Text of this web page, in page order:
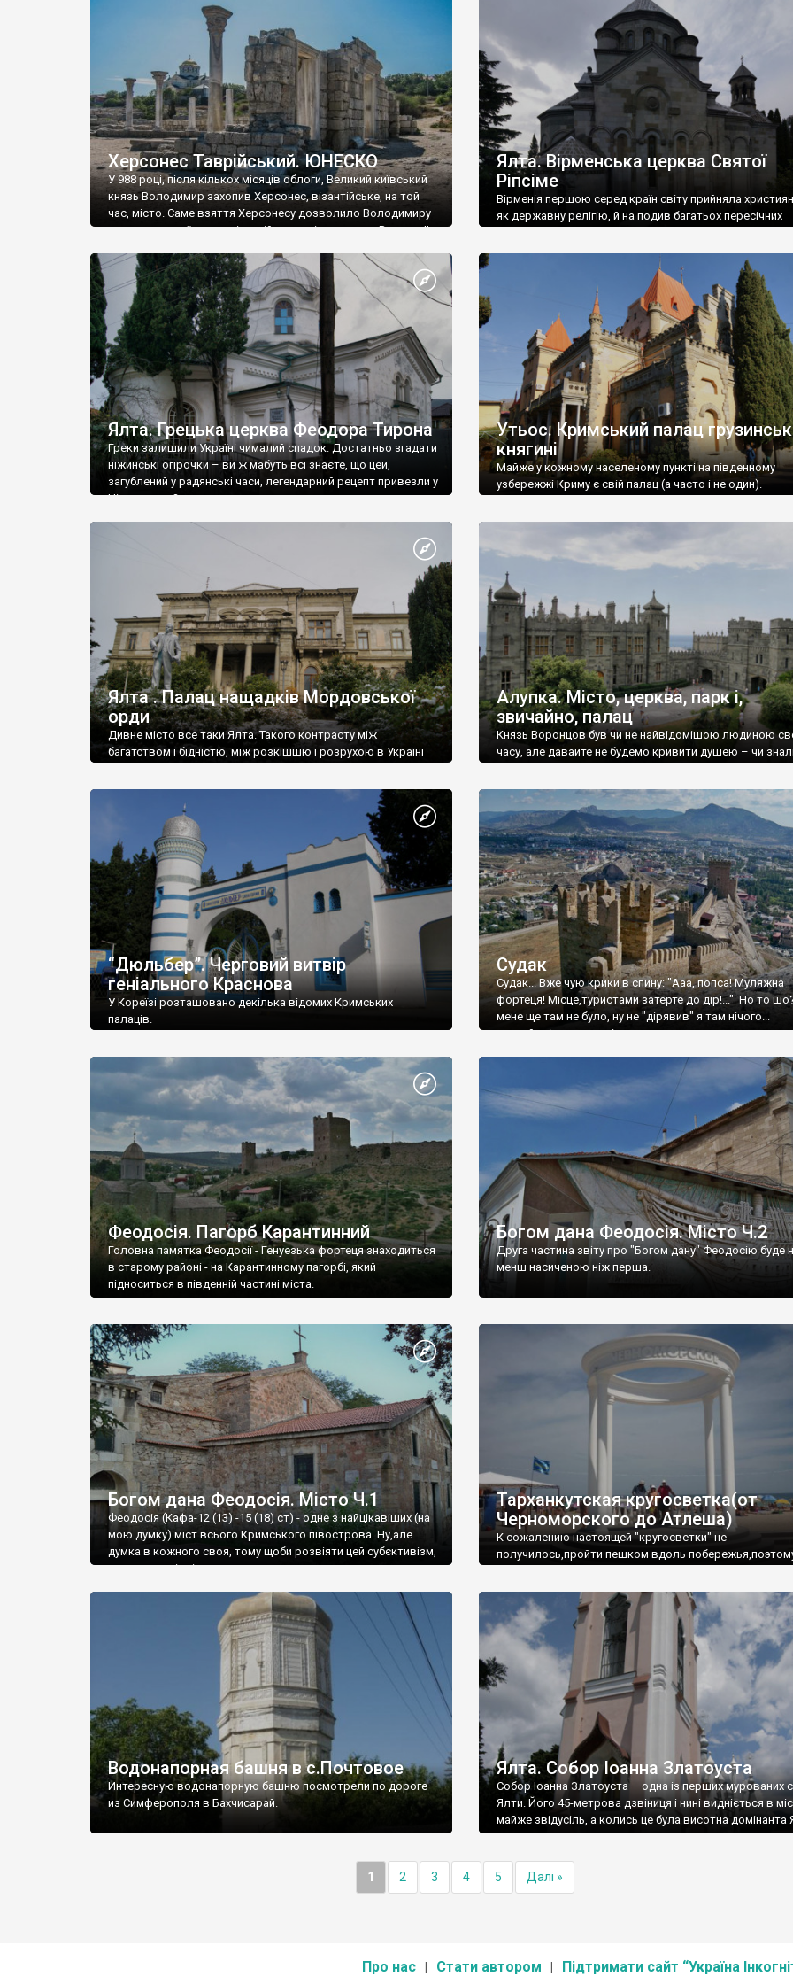
візантійської доби. Раритети викрадені з фондів об’єкту
культурної спадщини ЮНЕСКО «Херсонеса Таврійського».
Офіційно – на виставку «Золото Візантії», але експерти та
влада в Україні вважають це лише […]
називаються «повстяками» (postaki)…” “Вино. Крим
виробляє відмінне вино і його вдосталь: воно все
легке біле і дуже […]
Херсонес Таврійський. ЮНЕСКО
У 988 році, після кількох місяців облоги, Великий київський
князь Володимир захопив Херсонес, візантійське, на той
час, місто. Саме взяття Херсонесу дозволило Володимиру
диктувати свої умови візантійському імператору Василю ІІ,
Херсонесі Володимир-язичник, став Василем-
християнином. А потім було Хрещення Русі. На честь
Херсонесу Таврійського названо місто […]
Ялта. Вірменська церква Святої
Ріпсіме
Вірменія першою серед країн світу прийняла
як державну релігію, й на подив багатьох пересічних
Ялта. Грецька церква Феодора Тирона
Греки залишили Україні чималий спадок. Достатньо згадати
ніжинські огірочки – ви ж мабуть всі знаєте, що цей,
загублений у радянські часи, легендарний рецепт привезли у
Ніжин греки?
Утьос. Кримський палац
княгині
Майже у кожному населеному пункті на південному
узбережжі Криму є свій палац (а часто і не один).
Ялта . Палац нащадків Мордовської
орди
Дивне місто все таки Ялта. Такого контрасту між
багатством і бідністю, між розкішшю і розрухою в Україні
Алупка. Місто, церква, парк і,
звичайно, палац
Князь Воронцов був чи не найвідомішою людиною
часу, але давайте не будемо кривити душею – чи
“Дюльбер”. Черговий витвір
геніального Краснова
У Кореїзі розташовано декілька відомих Кримських
палаців.
Судак
Судак... Вже чую крики в спину: "Ааа, попса! Муляжна
фортеця! Місце,туристами затерте до дір!..." Но то
мене ще там не було, ну не "дірявив" я там нічого...
принаймні до цього літа.
Феодосія. Пагорб Карантинний
Головна памятка Феодосії - Генуезька фортеця знаходиться
в старому районі - на Карантинному пагорбі, який
підноситься в південній частині міста.
Богом дана Феодосія. Місто Ч.2
Друга частина звіту про "Богом дану" Феодосію буде
менш насиченою ніж перша.
Богом дана Феодосія. Місто Ч.1
Феодосія (Кафа-12 (13) -15 (18) ст) - одне з найцікавіших (на
мою думку) міст всього Кримського півострова .Ну,але
думка в кожного своя, тому щоби розвіяти цей субєктивізм,
запрошую відвідати це
Тарханкутская кругосветка(от
Черноморского до Атлеша)
К сожалению настоящей "кругосветки" не
получилось,пройти пешком вдоль
Водонапорная башня в с.Почтовое
Интересную водонапорную башню посмотрели по дороге
из Симферополя в Бахчисарай.
Ялта. Собор Іоанна Златоуста
Собор Іоанна Златоуста – одна із перших мурованих
Ялти. Його 45-метрова дзвіниця і нині видніється в
майже звідусіль, а колись це була висотна домінанта
1 2 3 4 5 Далі »
Про нас Стати автором Підтримати сайт “Україна